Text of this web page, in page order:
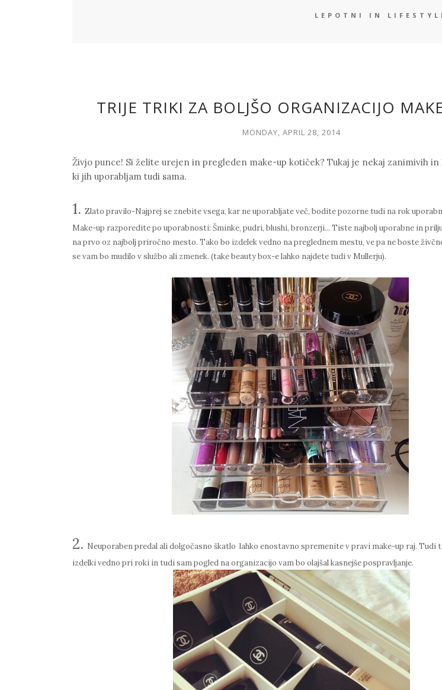
LEPOTNI IN
TRIJE TRIKI ZA BOLJŠO ORGANIZACIJO
MONDAY, APRIL 28, 2014
Živjo punce! Si želite urejen in pregleden make-up kotiček? Tukaj je nekaj zanimivih in
ki jih uporabljam tudi sama.
1. Zlato pravilo-Najprej se znebite vsega, kar ne uporabljate več, bodite pozorne tudi na rok
Make-up razporeditepo uporabnosti: Šminke, pudri, blushi, bronzerji... Tiste najbolj uporabne in
na prvo oz najbolj priročno mesto. Tako bo izdelek vedno na preglednem mestu, ve pa ne boste
se vam bo mudilo v službo ali zmenek. (take beauty box-e lahko najdete tudi v Mullerju).
2. Neuporabenpredalali dolgočasno škatlo lahko enostavno spremenite v pravi make-up raj. Tudi
izdelki vedno pri roki in tudi sam pogled na organizacijo vam bo olajšal kasnejše pospravljanje.